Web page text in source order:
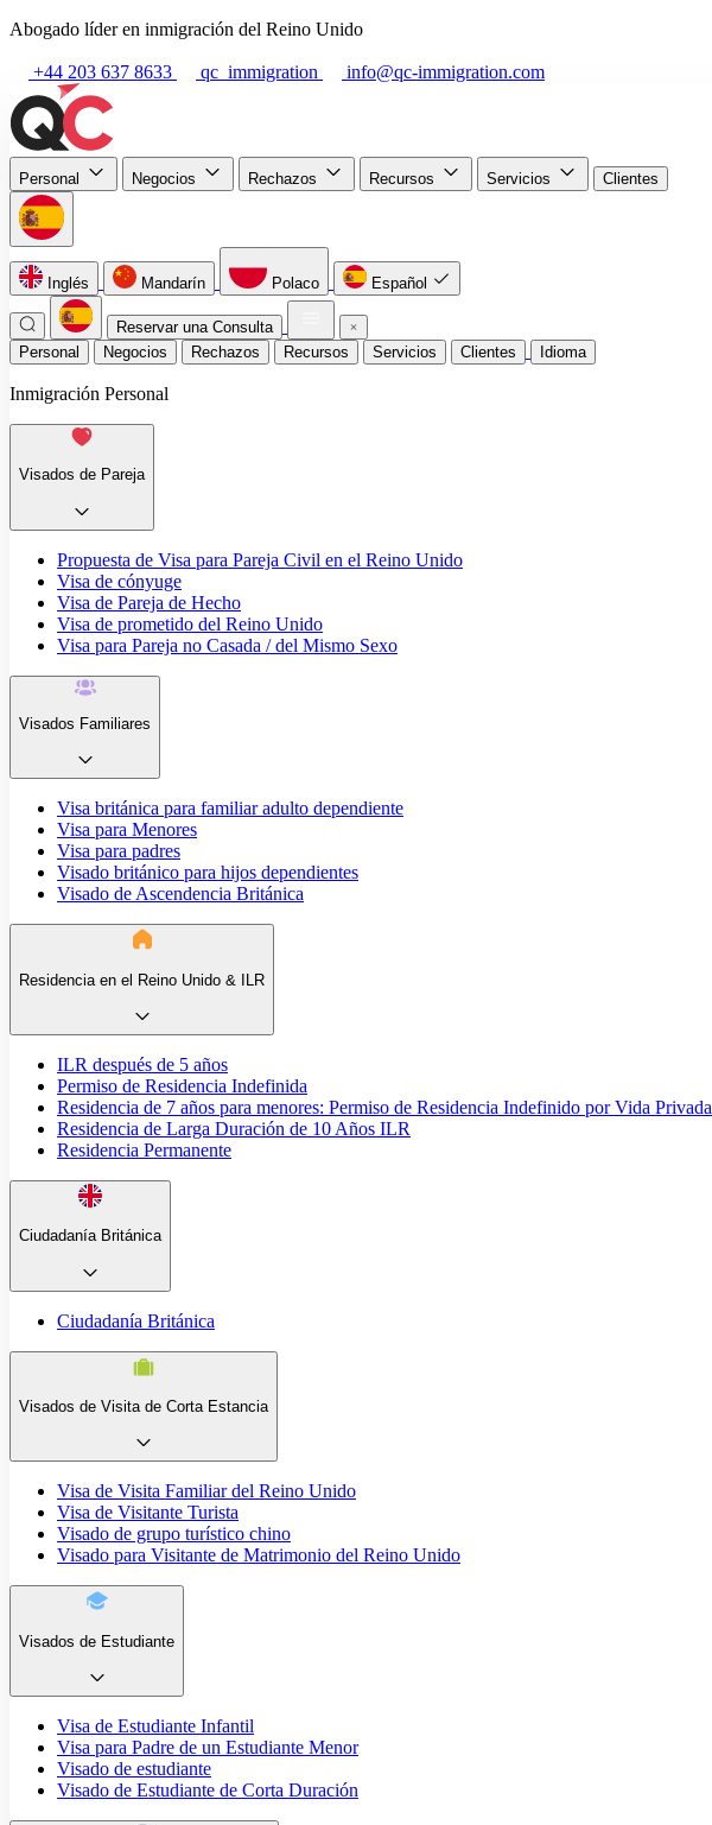
Abogado líder en inmigración del Reino Unido
+44 203 637 8633 qc_immigration info@qc-immigration.com
Personal Negocios Rechazos Recursos Servicios Clientes
Inglés Mandarín Polaco Español
Reservar una Consulta
Personal
Negocios Rechazos Recursos Servicios Clientes Idioma
Inmigración Personal
Visados de Pareja
Propuesta de Visa para Pareja Civil en el Reino Unido
Visa de cónyuge
Visa de Pareja de Hecho
Visa de prometido del Reino Unido
Visa para Pareja no Casada / del Mismo Sexo
Visados Familiares
Visa británica para familiar adulto dependiente
Visa para Menores
Visa para padres
Visado británico para hijos dependientes
Visado de Ascendencia Británica
Residencia en el Reino Unido & ILR
ILR después de 5 años
Permiso de Residencia Indefinida
Residencia de 7 años para menores: Permiso de Residencia Indefinido por Vida Privada
Residencia de Larga Duración de 10 Años ILR
Residencia Permanente
Ciudadanía Británica
Ciudadanía Británica
Visados de Visita de Corta Estancia
Visa de Visita Familiar del Reino Unido
Visa de Visitante Turista
Visado de grupo turístico chino
Visado para Visitante de Matrimonio del Reino Unido
Visados de Estudiante
Visa de Estudiante Infantil
Visa para Padre de un Estudiante Menor
Visado de estudiante
Visado de Estudiante de Corta Duración